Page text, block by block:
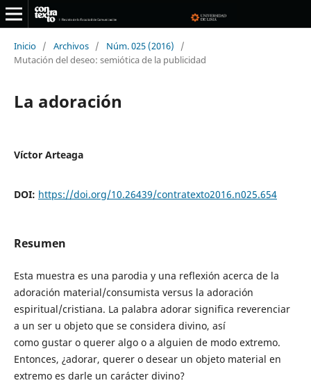
Inicio / Archivos / Núm. 025 (2016)
/
Mutación del deseo: semiótica de la publicidad
La adoración
Víctor Arteaga
DOI: https://doi.org/10.26439/contratexto2016.n025.654
Resumen
Esta muestra es una parodia y una reflexión acerca de la
adoración material/consumista versus la adoración
espiritual/cristiana. La palabra adorar significa reverenciar
a un ser u objeto que se considera divino, así
como gustar o querer algo o a alguien de modo extremo.
Entonces, ¿adorar, querer o desear un objeto material en
extremo es darle un carácter divino?